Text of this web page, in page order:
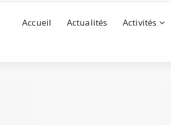
Accueil Actualités Activités